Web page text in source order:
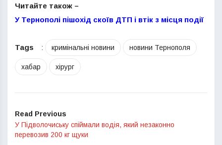
Читайте також –
У Тернополі пішохід скоїв ДТП і втік з місця події
Tags : кримінальні новини новини Тернополя
хабар хірург
Read Previous
У Підволочиську спіймали водія, який незаконно
перевозив 200 кг щуки